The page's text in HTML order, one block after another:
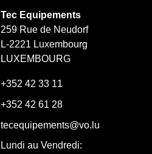
Tec Equipements
259 Rue de Neudorf
L-2221 Luxembourg
LUXEMBOURG
+352 42 33 11
+352 42 61 28
tecequipements@vo.lu
Lundi au Vendredi: